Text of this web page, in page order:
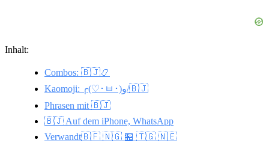
Inhalt:
Combos: 🇧🇯📿
Kaomoji: ╭(♡･ㅂ･)و/🇧🇯
Phrasen mit 🇧🇯
🇧🇯 Auf dem iPhone, WhatsApp
Verwandt🇧🇫 🇳🇬 🏪 🇹🇬 🇳🇪